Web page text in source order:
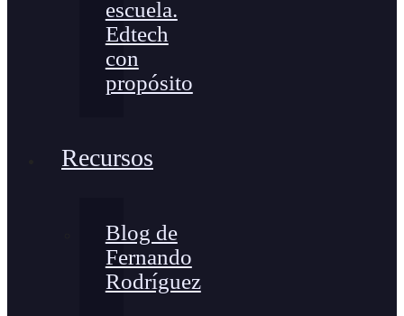
escuela.
Edtech
con
propósito
Recursos
Blog de
Fernando
Rodríguez